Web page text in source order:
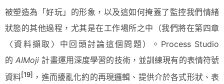
被塑造為「好玩」的形象，以及這如何掩蓋了監控我們情緒
狀態的其他過程，尤其是在工作場所之中（我們將在第四章
〈資料擷取〉中回頭討論這個問題）。Process Studio
的AIMoji 計畫運用深度學習的技術，並訓練現有的表情符號
資料[19] ，進而擾亂化約的再現邏輯、提供介於各式形狀、表